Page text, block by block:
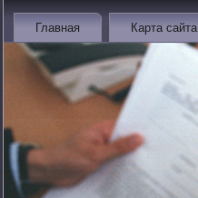
Главная Карта сайта